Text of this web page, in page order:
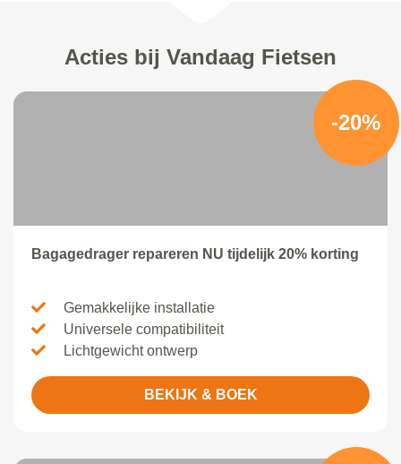
Acties bij Vandaag Fietsen
-20%
Bagagedrager repareren NU tijdelijk 20% korting
Gemakkelijke installatie
Universele compatibiliteit
Lichtgewicht ontwerp
BEKIJK & BOEK